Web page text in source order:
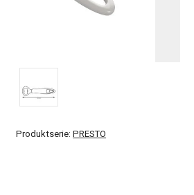
Produktserie: PRESTO